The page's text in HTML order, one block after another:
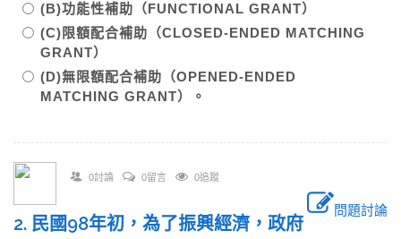
(B)功能性補助（FUNCTIONAL GRANT）
(C)限額配合補助（CLOSED-ENDED MATCHING
GRANT）
(D)無限額配合補助（OPENED-ENDED
MATCHING GRANT）。
0討論 0留言 0追蹤
問題討論
2. 民國98年初，為了振興經濟，政府